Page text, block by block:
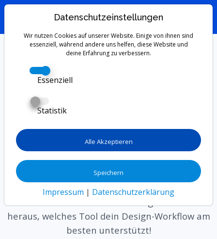
Canva vs. Figma:
Welches Design-Tool
ist das Richtige für
Du möchtest anfangen zu designen, aber
weißt nicht, ob Canva oder Figma besser zu dir
passt? Dieser Artikel vergleicht beide Tools
detailliert: Funktionen, Vor- und Nachteile,
heraus, welches Tool dein Design-Workflow am
besten unterstützt!
Datenschutzeinstellungen
Wir nutzen Cookies auf unserer Website. Einige von ihnen sind
essenziell, während andere uns helfen, diese Website und
deine Erfahrung zu verbessern.
Essenziell
Statistik
Alle Akzeptieren
Speichern
Impressum | Datenschutzerklärung